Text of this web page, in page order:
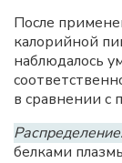
После
калорийной
наблюдалось
в сравнении с
Распределение.
белками